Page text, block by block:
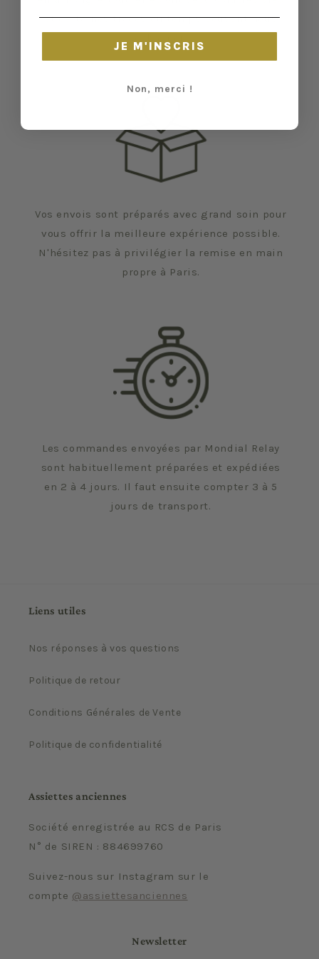
et certaines traces du temps peuvent nous
Vos envois sont préparés avec grand soin pour
vous offrir la meilleure expérience possible.
N'hésitez pas à privilégier la remise en main
propre à Paris.
Les commandes envoyées par Mondial Relay
sont habituellement préparées et expédiées
en 2 à 4 jours. Il faut ensuite compter 3 à 5
jours de transport.
Liens utiles
Nos réponses à vos questions
Politique de retour
Conditions Générales de Vente
Politique de confidentialité
Assiettes anciennes
Société enregistrée au RCS de Paris
N° de SIREN : 884699760
Suivez-nous sur Instagram sur le
compte @assiettesanciennes
Newsletter
JE M'INSCRIS
Non, merci !